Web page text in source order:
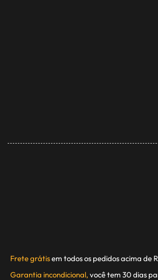
Frete grátisem todos os pedidos acima de
Garantia incondicional, você tem 30 dias